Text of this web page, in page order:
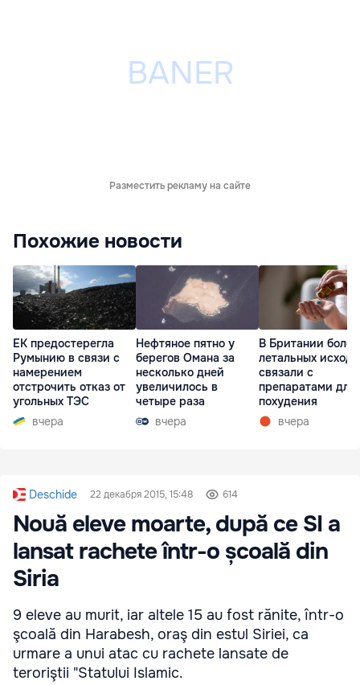
Разместить рекламу на сайте
Похожие новости
ЕК предостерегла
Румынию в связи с
намерением
отстрочить отказ от
угольных ТЭС
вчера
Нефтяное пятно у
берегов Омана за
несколько дней
увеличилось в
четыре раза
вчера
В Британии
летальных
связали с
препаратами для
похудения
вчера
Deschide 22 декабря 2015, 15:48 614
Nouă eleve moarte, după ce SI a
lansat rachete într-o școală din
Siria
9 eleve au murit, iar altele 15 au fost rănite, într-o
şcoală din Harabesh, oraş din estul Siriei, ca
urmare a unui atac cu rachete lansate de
teroriştii "Statului Islamic.